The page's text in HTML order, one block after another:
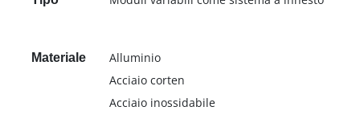
Materiale
Alluminio
Acciaio corten
Acciaio inossidabile